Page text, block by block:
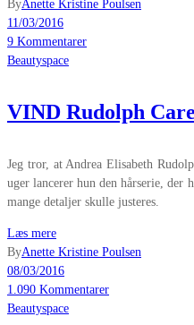
ByAnette Kristine Poulsen
11/03/2016
9 Kommentarer
Beautyspace
VIND Rudolph Care
Jeg tror, at Andrea Elisabeth
uger lancerer hun den hårserie,
mange detaljer skulle justeres.
Læs mere
ByAnette Kristine Poulsen
08/03/2016
1.090 Kommentarer
Beautyspace